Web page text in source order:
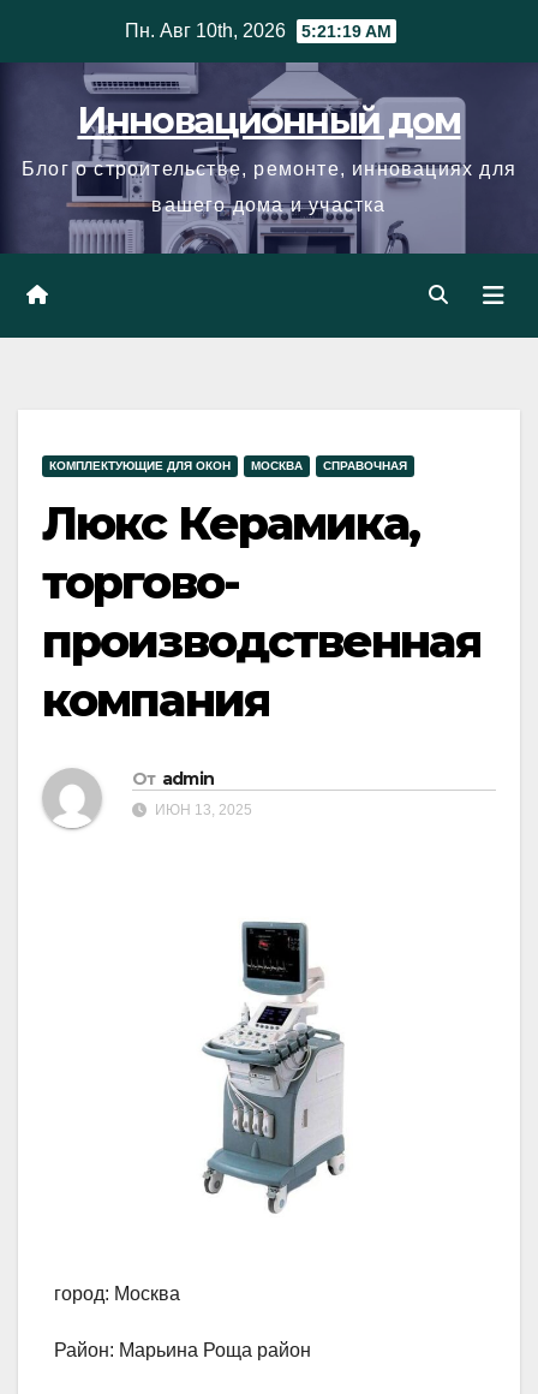
Пн. Авг 10th, 2026 5:21:20 AM
Инновационный дом
Блог о строительстве, ремонте, инновациях для
вашего дома и участка
КОМПЛЕКТУЮЩИЕ ДЛЯ ОКОН МОСКВА СПРАВОЧНАЯ
Люкс Керамика,
торгово-
производственная
компания
От admin
ИЮН 13, 2025
город: Москва
Район: Марьина Роща район